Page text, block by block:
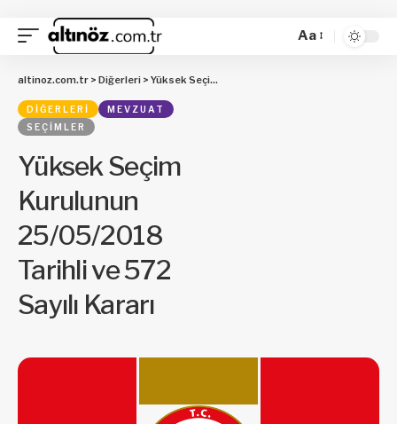
Aa
altinoz.com.tr > Diğerleri > Yüksek Seçim Kurulunun 25/05/2018 Tarihli ve 572 Sayılı Kararı
DIĞERLERI
MEVZUAT
SEÇIMLER
Yüksek Seçim
Kurulunun
25/05/2018
Tarihli ve 572
Sayılı Kararı